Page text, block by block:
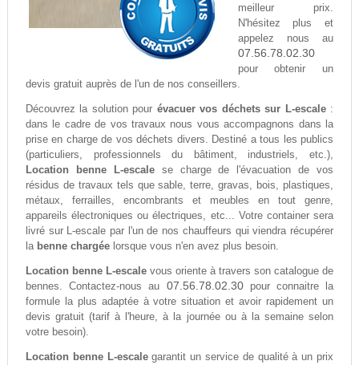
meilleur prix.
N'hésitez plus et
appelez nous au
07.56.78.02.30
pour obtenir un
devis gratuit auprès de l'un de nos conseillers.
Découvrez la solution pour évacuer vos déchets sur L-escale:
dans le cadre de vos travaux nous vous accompagnons dans la
prise en charge de vos déchets divers. Destiné a tous les publics
(particuliers, professionnels du bâtiment, industriels, etc.),
Location benne L-escalese charge de l'évacuation de vos
résidus de travaux tels que sable, terre, gravas, bois, plastiques,
métaux, ferrailles, encombrants et meubles en tout genre,
appareils électroniques ou électriques, etc... Votre container sera
livré sur L-escale par l'un de nos chauffeurs qui viendra récupérer
la benne chargéelorsque vous n'en avez plus besoin.
Location benne L-escalevous oriente à travers son catalogue de
bennes. Contactez-nous au 07.56.78.02.30pour connaitre la
formule la plus adaptée à votre situation et avoir rapidement un
devis gratuit (tarif à l'heure, à la journée ou à la semaine selon
votre besoin).
Location benne L-escalegarantit un service de qualité à un prix